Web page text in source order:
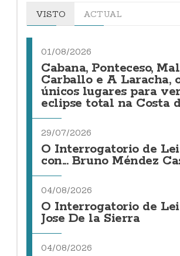
VISTO ACTUAL
01/08/2026
Cabana, Ponteceso,
Carballo e A Laracha,
únicos lugares para
eclipse total na Costa
29/07/2026
O Interrogatorio de
con... Bruno Méndez
04/08/2026
O Interrogatorio de
Jose De la Sierra
04/08/2026